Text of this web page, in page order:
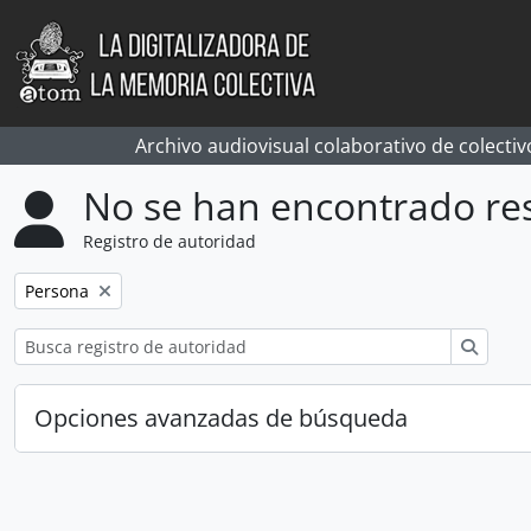
Skip to main content
Archivo audiovisual colaborativo de
No se han encontrado
Registro de autoridad
Remove filter:
Persona
Opciones avanzadas de búsqueda